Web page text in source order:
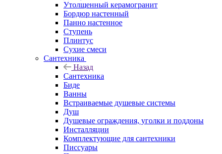
Утолщенный керамогранит
Бордюр настенный
Панно настенное
Ступень
Плинтус
Сухие смеси
Сантехника
Назад
Сантехника
Биде
Ванны
Встраиваемые душевые системы
Душ
Душевые ограждения, уголки и поддоны
Инсталляции
Комплектующие для сантехники
Писсуары